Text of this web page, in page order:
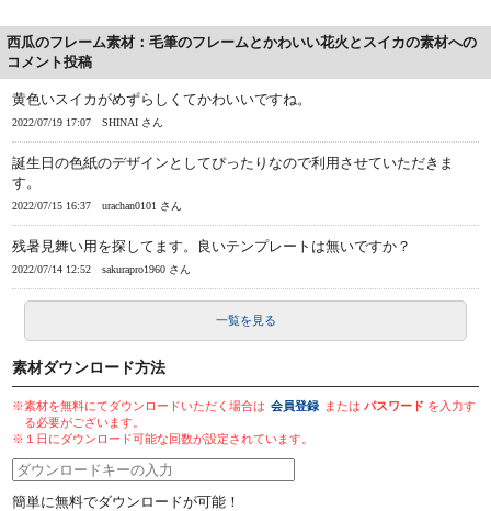
西瓜のフレーム素材：毛筆のフレームとかわいい花火とスイカの素材への
コメント投稿
黄色いスイカがめずらしくてかわいいですね。
2022/07/19 17:07 SHINAI さん
誕生日の色紙のデザインとしてぴったりなので利用させていただきま
す。
2022/07/15 16:37 urachan0101 さん
残暑見舞い用を探してます。良いテンプレートは無いですか？
2022/07/14 12:52 sakurapro1960 さん
一覧を見る
素材ダウンロード方法
※素材を無料にてダウンロードいただく場合は 会員登録 またはパスワード を入力す
る必要がございます。
※１日にダウンロード可能な回数が設定されています。
簡単に無料でダウンロードが可能！